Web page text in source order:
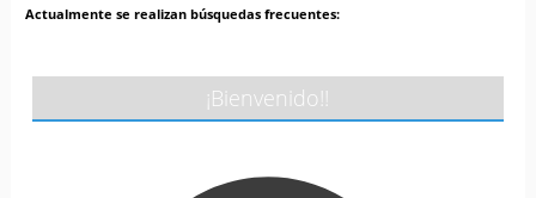
Actualmente se realizan búsquedas frecuentes:
¡Bienvenido!!